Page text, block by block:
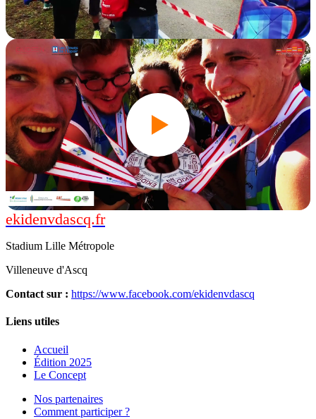
Édition 2019
Édition 2018
ekidenvdascq.fr
Stadium Lille Métropole
Villeneuve d'Ascq
Contact sur : https://www.facebook.com/ekidenvdascq
Liens utiles
Accueil
Édition 2025
Le Concept
Nos partenaires
Comment participer ?